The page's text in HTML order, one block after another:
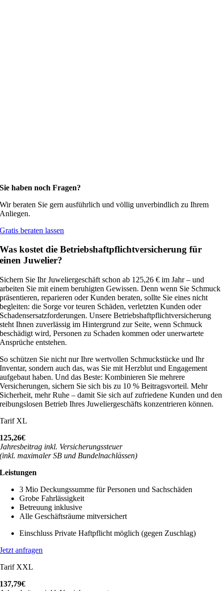
Sie haben noch Fragen?
Wir beraten Sie gern ausführlich und völlig unverbindlich zu Ihrem
Anliegen.
Gratis beraten lassen
Was kostet die Betriebshaftpflichtversicherung für
einen Juwelier?
Sichern Sie Ihr Juweliergeschäft schon ab 125,26 € im Jahr – und
arbeiten Sie mit einem beruhigten Gewissen. Denn wenn Sie Schmuck
präsentieren, reparieren oder Kunden beraten, sollte Sie eines nicht
begleiten: die Sorge vor teuren Schäden, verletzten Kunden oder
Schadensersatzforderungen. Unsere Betriebshaftpflichtversicherung
steht Ihnen zuverlässig im Hintergrund zur Seite, wenn Schmuck
beschädigt wird, Personen zu Schaden kommen oder unerwartete
Ansprüche entstehen.
So schützen Sie nicht nur Ihre wertvollen Schmuckstücke und Ihr
Inventar, sondern auch das, was Sie mit Herzblut und Engagement
aufgebaut haben. Und das Beste: Kombinieren Sie mehrere
Versicherungen, sichern Sie sich bis zu 10 % Beitragsvorteil. Mehr
Sicherheit, mehr Ruhe – damit Sie sich auf zufriedene Kunden und den
reibungslosen Betrieb Ihres Juweliergeschäfts konzentrieren können.
Tarif XL
125,26€
Jahresbeitrag inkl. Versicherungssteuer
(inkl. maximaler SB und Bundelnachlässen)
Leistungen
3 Mio Deckungssumme für Personen und Sachschäden
Grobe Fahrlässigkeit
Betreuung inklusive
Alle Geschäftsräume mitversichert
Einschluss Private Haftpflicht möglich (gegen Zuschlag)
Jetzt anfragen
Tarif XXL
137,79€